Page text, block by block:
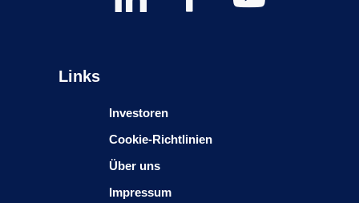
Links
Investoren
Cookie-Richtlinien
Über uns
Impressum